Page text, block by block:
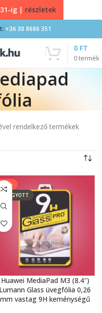
+36 30 8686 351
0termék
0 FT
rendelkező termékek
-13%
ELFOGYOTT
Huawei MediaPad M3 (8.4″)
Lumann Glass üvegfólia 0,26
mm vastag 9H keménységű
ig | részletek